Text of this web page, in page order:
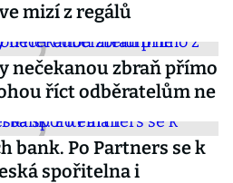
mizí z regálů
nečekanou zbraň přímo
říct odběratelům ne
bank. Po Partners se k
spořitelna i